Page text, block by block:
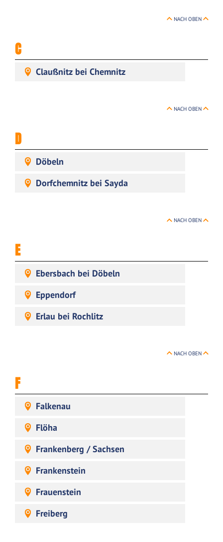
NACH OBEN
C
Claußnitz bei Chemnitz
NACH OBEN
D
Döbeln
Dorfchemnitz bei Sayda
NACH OBEN
E
Ebersbach bei Döbeln
Eppendorf
Erlau bei Rochlitz
NACH OBEN
F
Falkenau
Flöha
Frankenberg / Sachsen
Frankenstein
Frauenstein
Freiberg